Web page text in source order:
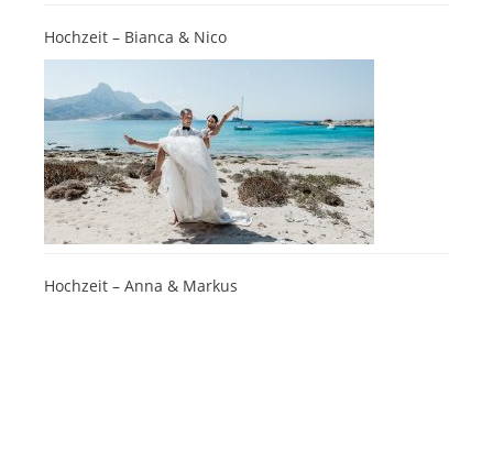
Hochzeit – Bianca & Nico
Hochzeit – Anna & Markus